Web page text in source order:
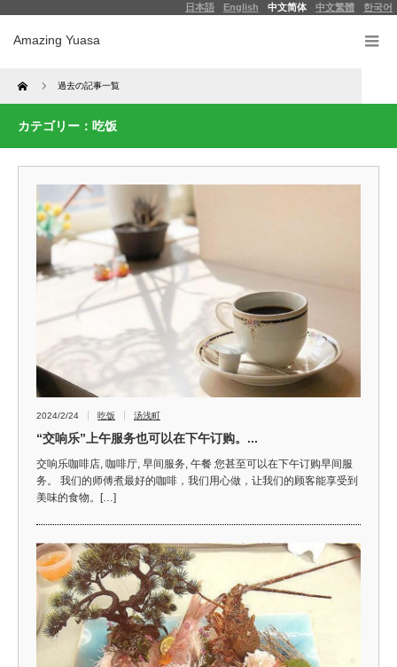
한국어
中文繁體
中文简体
English
日本語
Amazing Yuasa
Home 過去の記事一覧
カテゴリー：吃饭
2024/2/24 吃饭 汤浅町
“交响乐”上午服务也可以在下午订购。...
交响乐咖啡店, 咖啡厅, 早间服务, 午餐 您甚至可以在下午订购早间服
务。 我们的师傅煮最好的咖啡，我们用心做，让我们的顾客能享受到
美味的食物。[…]